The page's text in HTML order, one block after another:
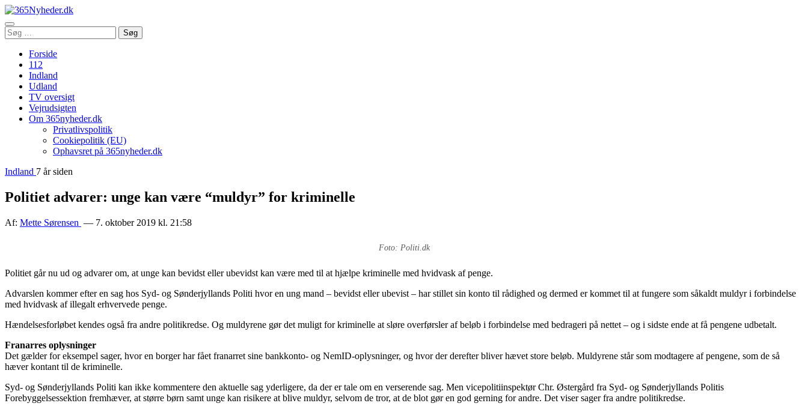
Åbn
menu
Søg
efter:
Søg
Forside
112
Indland
Udland
TV oversigt
Vejrudsigten
Om 365nyheder.dk
Privatlivspolitik
Cookiepolitik (EU)
Ophavsret på 365nyheder.dk
Indland 7 år siden
Politiet advarer: unge kan være “muldyr” for kriminelle
Af: Mette Sørensen — 7. oktober 2019 kl. 21:58
Foto: Politi.dk
Politiet går nu ud og advarer om, at unge kan bevidst eller ubevidst kan være med til at hjælpe kriminelle med hvidvask af penge.
Advarslen kommer efter en sag hos Syd- og Sønderjyllands Politi hvor en ung mand – bevidst eller ubevist – har stillet sin konto til rådighed og dermed er kommet til at fungere som såkaldt muldyr i forbindelse
med hvidvask af illegalt erhvervede penge.
Hændelsesforløbet kendes også fra andre politikredse. Og muldyrene gør det muligt for kriminelle at sløre overførsler af beløb i forbindelse med bedrageri på nettet – og i sidste ende at få pengene udbetalt.
Franarres oplysninger
Det gælder for eksempel sager, hvor en borger har fået franarret sine bankkonto- og NemID-oplysninger, og hvor der derefter bliver hævet store beløb. Muldyrene står som modtagere af pengene, som de så
hæver kontant til de kriminelle.
Syd- og Sønderjyllands Politi kan ikke kommentere den aktuelle sag yderligere, da der er tale om en verserende sag. Men vicepolitiinspektør Chr. Østergård fra Syd- og Sønderjyllands Politis
Forebyggelsessektion fremhæver, at større børn samt unge kan risikere at blive muldyr, selvom de tror, at de blot gør en god gerning for andre. Det viser sager fra andre politikredse.